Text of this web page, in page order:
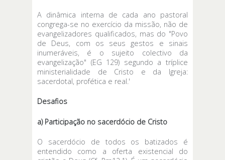
A dinâmica interna de cada ano pastoral
congrega-se no exercício da missão, não de
evangelizadores qualificados, mas do "Povo
de Deus, com os seus gestos e sinais
inumeráveis, é o sujeito colectivo da
evangelização" (EG 129) segundo a tríplice
ministerialidade de Cristo e da Igreja:
sacerdotal, profética e real.'
Desafios
a) Participação no sacerdócio de Cristo
O sacerdócio de todos os batizados é
entendido como a oferta existencial do